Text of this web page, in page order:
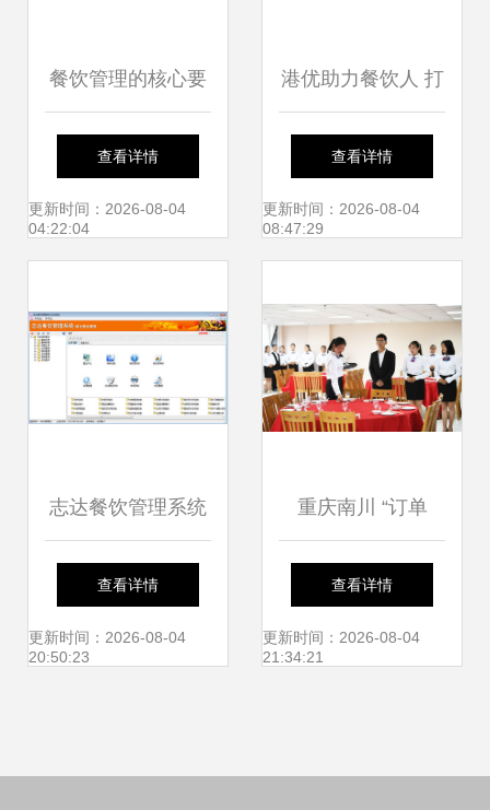
餐饮管理的核心要
素与实践——以上
海食集天餐饮管理
查看详情
更新时间：2026-08-04
04:22:04
港优助力餐饮人 打
造专属餐饮梦，管
理成就未来
查看详情
更新时间：2026-08-04
08:47:29
志达餐饮管理系统
V5.36 赋能餐饮管
理的新篇章
查看详情
更新时间：2026-08-04
20:50:23
重庆南川 “订单
式”职业教育受欢迎
——揭秘餐饮管理
查看详情
更新时间：2026-08-04
21:34:21